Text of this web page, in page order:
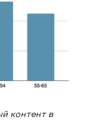
контент в